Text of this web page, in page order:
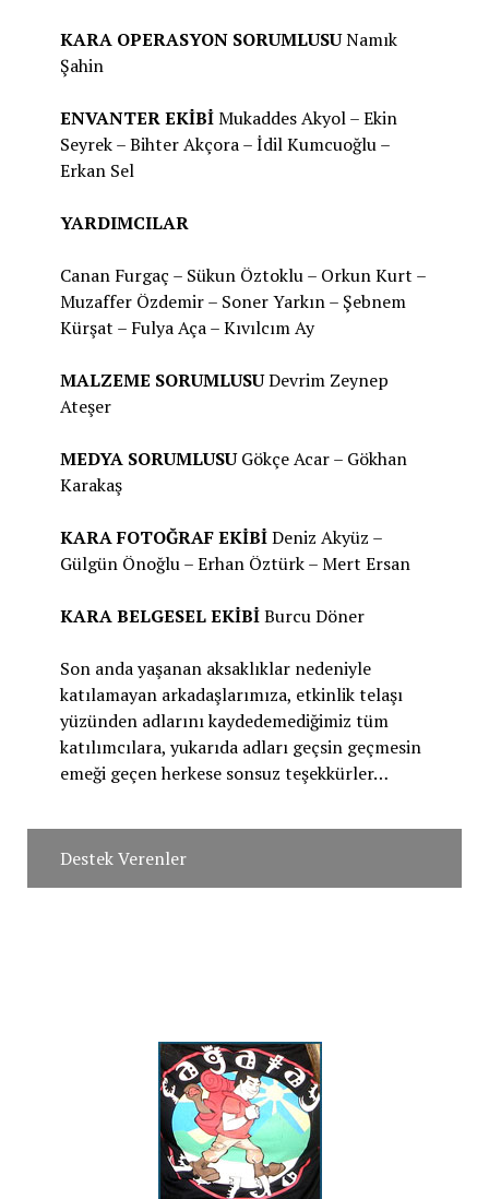
KARA OPERASYON SORUMLUSUNamık
Şahin
ENVANTER EKİBİMukaddes Akyol – Ekin
Seyrek – Bihter Akçora – İdil Kumcuoğlu –
Erkan Sel
YARDIMCILAR
Canan Furgaç – Sükun Öztoklu – Orkun Kurt –
Muzaffer Özdemir – Soner Yarkın – Şebnem
Kürşat – Fulya Aça – Kıvılcım Ay
MALZEME SORUMLUSUDevrim Zeynep
Ateşer
MEDYA SORUMLUSUGökçe Acar – Gökhan
Karakaş
KARA FOTOĞRAF EKİBİDeniz Akyüz –
Gülgün Önoğlu – Erhan Öztürk – Mert Ersan
KARA BELGESEL EKİBİBurcu Döner
Son anda yaşanan aksaklıklar nedeniyle
katılamayan arkadaşlarımıza, etkinlik telaşı
yüzünden adlarını kaydedemediğimiz tüm
katılımcılara, yukarıda adları geçsin geçmesin
emeği geçen herkese sonsuz teşekkürler…
Destek Verenler